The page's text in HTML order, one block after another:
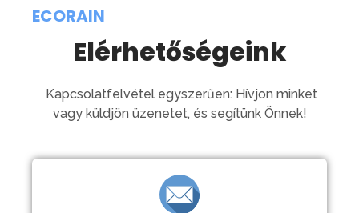
ECORAIN
Elérhetőségeink
Kapcsolatfelvétel egyszerűen: Hívjon minket
vagy küldjön üzenetet, és segítünk Önnek!